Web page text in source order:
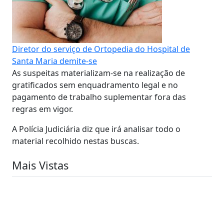
Diretor do serviço de Ortopedia do Hospital de
Santa Maria demite-se
As suspeitas materializam-se na realização de
gratificados sem enquadramento legal e no
pagamento de trabalho suplementar fora das
regras em vigor.
A Polícia Judiciária diz que irá analisar todo o
material recolhido nestas buscas.
Mais Vistas